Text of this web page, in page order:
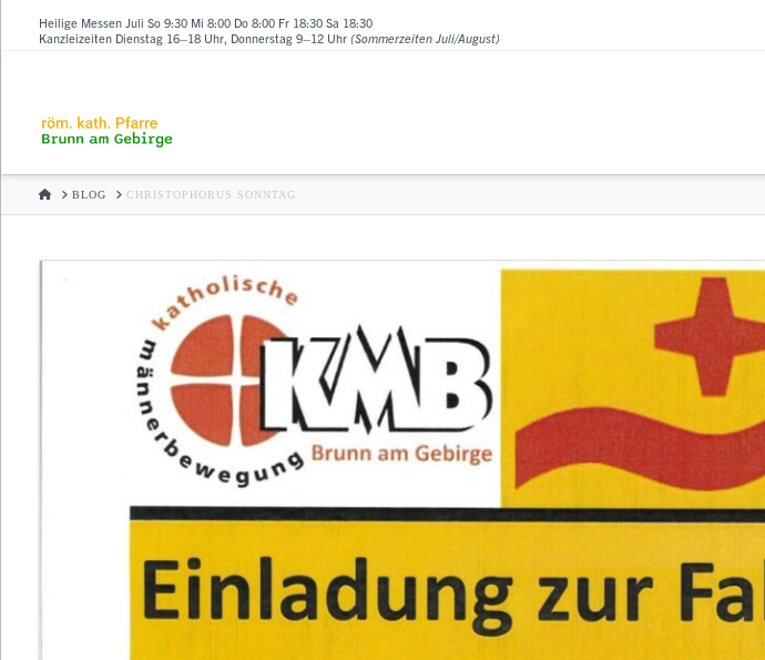
Heilige Messen Juli So 9:30 Mi 8:00 Do 8:00 Fr 18:30 Sa 18:30
Kanzleizeiten Dienstag 16–18 Uhr, Donnerstag 9–12 Uhr (Sommerzeiten Juli/August)
HOMEBLOG CHRISTOPHORUS SONNTAG